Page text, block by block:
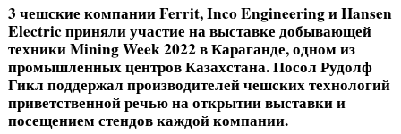
3 чешские компанииFerrit,IncoEngineeringиHansen
Electricприняли участие на выставке добывающей
техникиMining Week 2022 в Караганде, одном из
промышленных центров Казахстана. Посол Рудолф
Гикл поддержал производителей чешских технологий
приветственной речью на открытии выставки и
посещением стендов каждой компании.